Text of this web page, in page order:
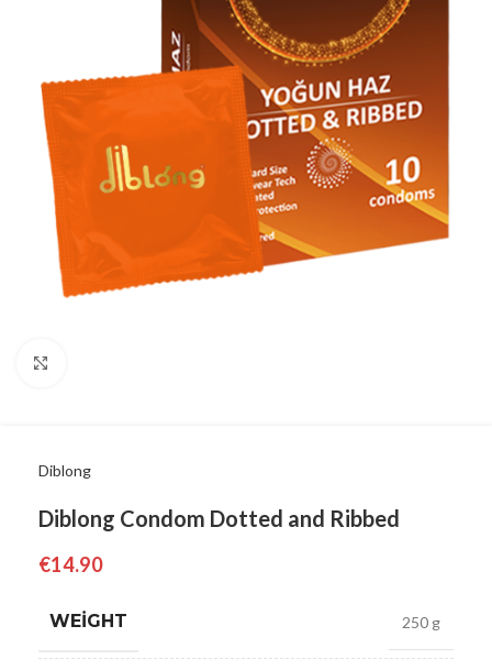
Diblong
Diblong Condom Dotted and Ribbed
€14.90
WEIGHT 250 g